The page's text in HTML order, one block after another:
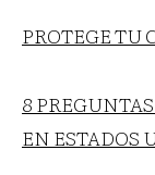
PROTEGE TU
8
EN ESTADOS